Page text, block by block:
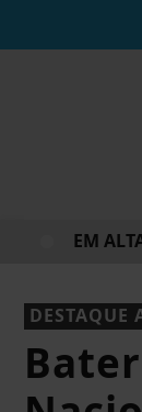
ESCUTAEM
DESTAQUE